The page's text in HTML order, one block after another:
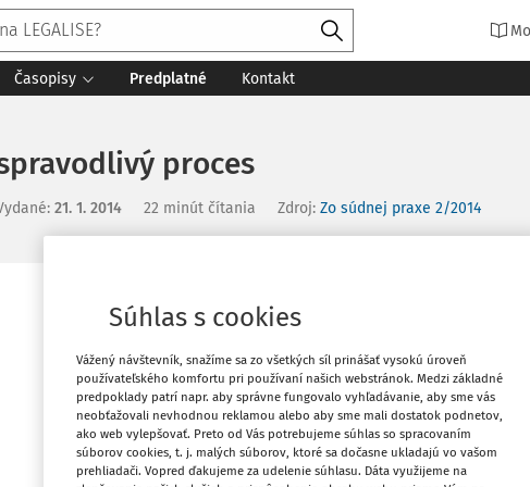
Časopisy Predplatné Kontakt
proces
: 21. 1. 2014 22 minút čítania Zdroj: Zo súdnej praxe 2/2014
Obľúbené
Zdieľať
Súhlas s cookies
Vážený návštevník, snažíme sa zo všetkých síl prinášať vysokú úroveň
používateľského komfortu pri používaní našich webstránok. Medzi základné
predpoklady patrí napr. aby správne fungovalo vyhľadávanie, aby sme vás
neobťažovali nevhodnou reklamou alebo aby sme mali dostatok podnetov,
ako web vylepšovať. Preto od Vás potrebujeme súhlas so spracovaním
súborov cookies, t. j. malých súborov, ktoré sa dočasne ukladajú vo vašom
prehliadači. Vopred ďakujeme za udelenie súhlasu. Dáta využijeme na